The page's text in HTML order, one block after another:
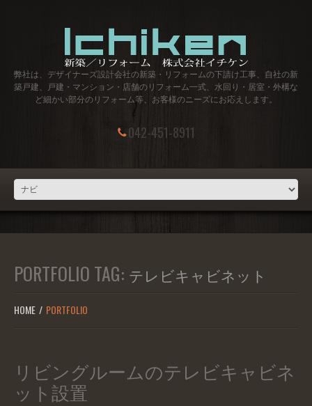
弊社は、デザイナーズ設計会社の新築・リフォームの下請け工事、自社の新
築戸建、戸建・マンション・店舗のリフォーム一式、水回り・居室・外構な
ど細かい部分のリフォーム等、お客様のニーズにお応えします。
042-451-8911
PORTFOLIO TAG: テレビキャビネット
HOME PORTFOLIO
リビングルームのテレビキャビネ
ット設置